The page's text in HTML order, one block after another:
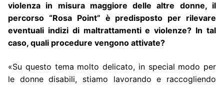
violenza in misura maggiore delle altre donne, il
percorso “Rosa Point” è predisposto per rilevare
eventuali indizi di maltrattamenti e violenze? In tal
caso, quali procedure vengono attivate?
«Su questo tema molto delicato, in special modo per
le donne disabili, stiamo lavorando e raccogliendo